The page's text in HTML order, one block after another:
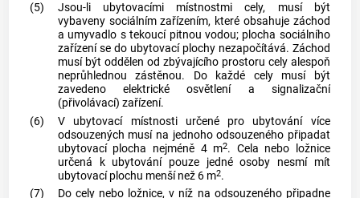
(5)
Jsou-li ubytovacími místnostmi cely, musí být
vybaveny sociálním zařízením, které obsahuje záchod
a umyvadlo s tekoucí pitnou vodou; plocha sociálního
zařízení se do ubytovací plochy nezapočítává. Záchod
musí být oddělen od zbývajícího prostoru cely alespoň
neprůhlednou zástěnou. Do každé cely musí být
zavedeno elektrické osvětlení a signalizační
(přivolávací) zařízení.
(6)
V ubytovací místnosti určené pro ubytování více
odsouzených musí na jednoho odsouzeného připadat
ubytovací plocha nejméně 4 m2. Cela nebo ložnice
určená k ubytování pouze jedné osoby nesmí mít
ubytovací plochu menší než 6 m2.
(7)
Do cely nebo ložnice, v níž na odsouzeného připadne